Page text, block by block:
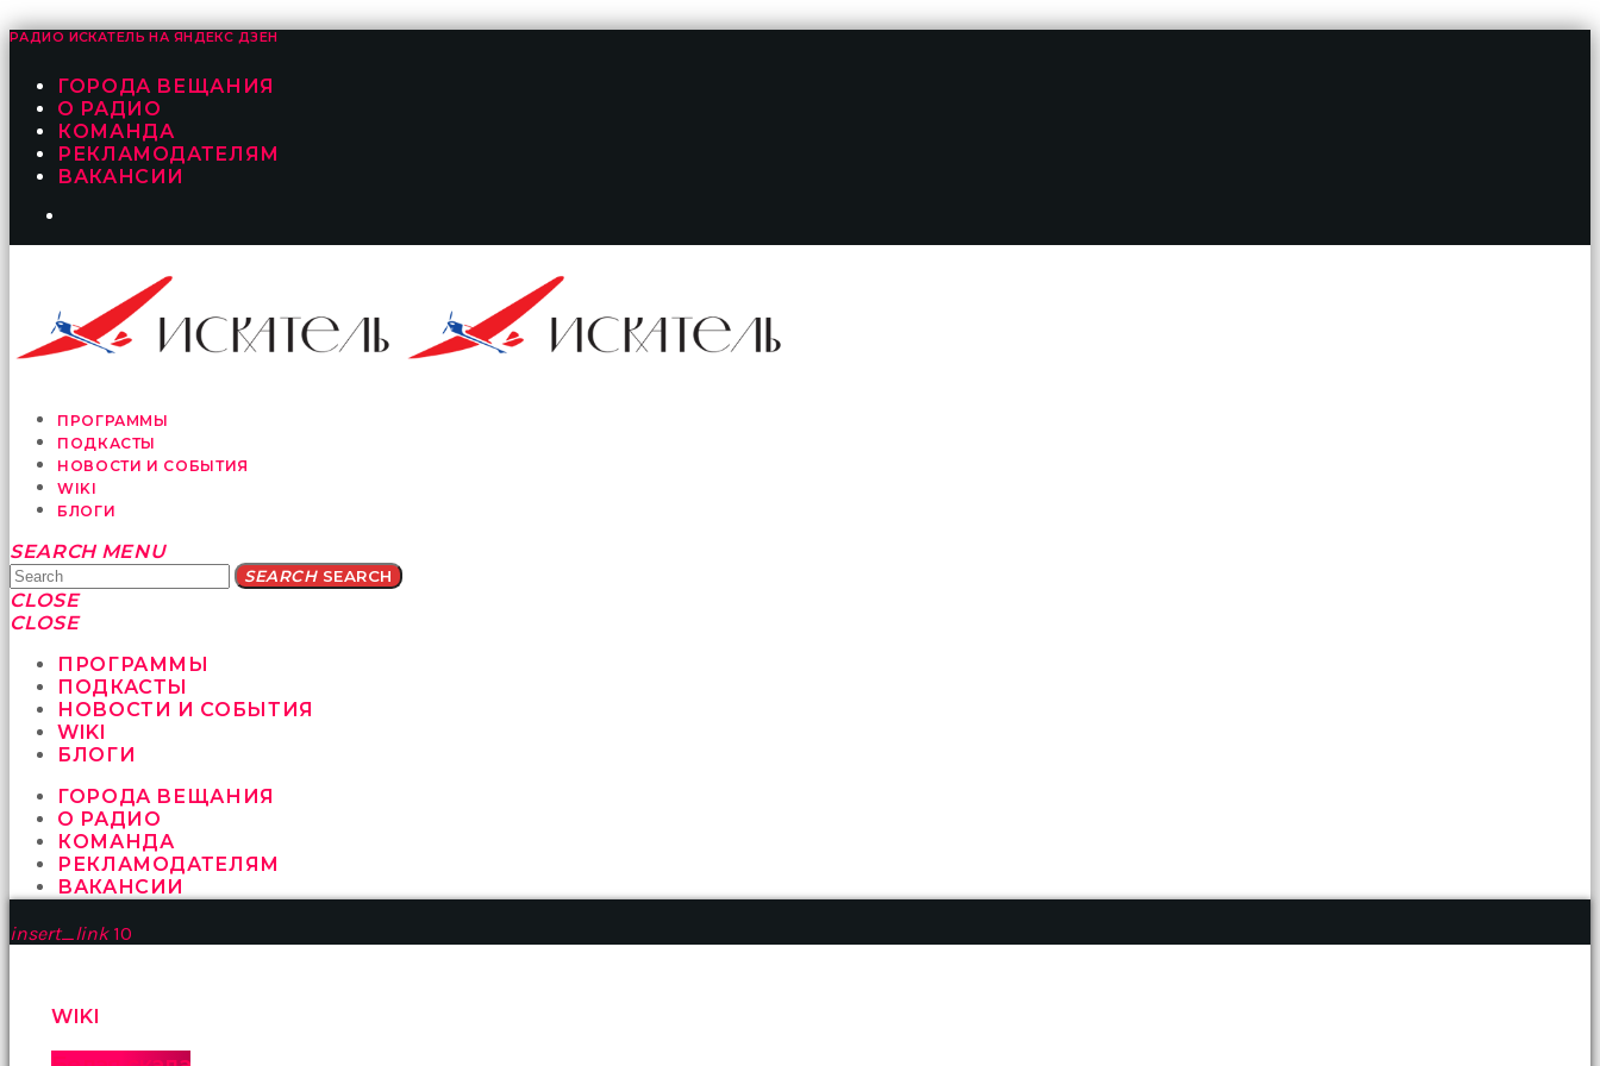
РАДИО ИСКАТЕЛЬ НА ЯНДЕКС ДЗЕН
ГОРОДА ВЕЩАНИЯ
О РАДИО
КОМАНДА
РЕКЛАМОДАТЕЛЯМ
ВАКАНСИИ
ПРОГРАММЫ
ПОДКАСТЫ
НОВОСТИ И СОБЫТИЯ
WIKI
БЛОГИ
Yatağa
bile
geçmeye
fırsat
sikici
kocalar
güzel
karıları
öttürüyor
sex
hikayeleri
en
kızların
rahatlıyorlar
altyazılı
porno
SEARCH MENU
SEARCHSEARCH
CLOSE
CLOSE
ПРОГРАММЫ
ПОДКАСТЫ
НОВОСТИ И СОБЫТИЯ
WIKI
БЛОГИ
ГОРОДА ВЕЩАНИЯ
О РАДИО
КОМАНДА
РЕКЛАМОДАТЕЛЯМ
ВАКАНСИИ
insert_link 10
WIKI